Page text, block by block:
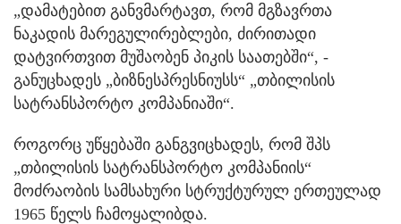
„დამატებით განვმარტავთ, რომ მგზავრთა
ნაკადის მარეგულირებლები, ძირითადი
დატვირთვით მუშაობენ პიკის საათებში“, -
განუცხადეს „ბიზნესპრესნიუსს“ „თბილისის
სატრანსპორტო კომპანიაში“.
როგორც უწყებაში განგვიცხადეს, რომ შპს
„თბილისის სატრანსპორტო კომპანიის“
მოძრაობის სამსახური სტრუქტურულ ერთეულად
1965 წელს ჩამოყალიბდა.